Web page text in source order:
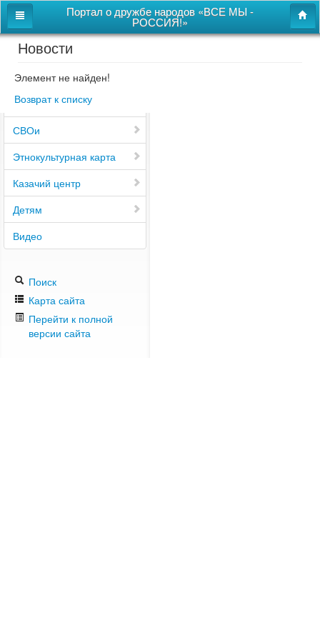
Портал о дружбе народов «ВСЕ МЫ -
РОССИЯ!»
Главная
Дом дружбы народов
Новости
СВОи
Этнокультурная карта
Казачий центр
Детям
Видео
Поиск
Карта сайта
Перейти к полной
версии сайта
Новости
Элемент не найден!
Возврат к списку